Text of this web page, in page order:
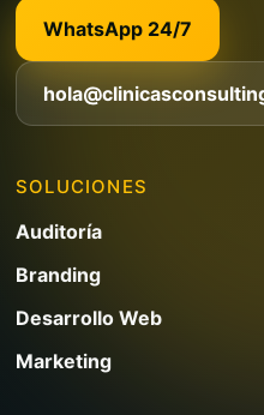
WhatsApp 24/7
SOLUCIONES
Auditoría
Branding
Desarrollo Web
Marketing